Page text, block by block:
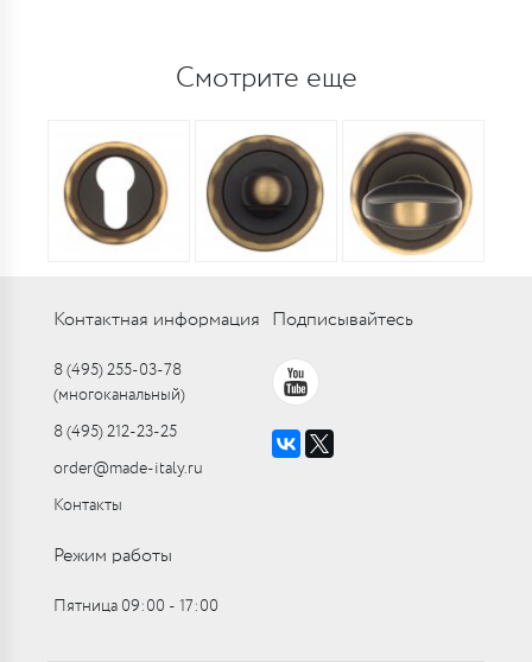
Смотрите еще
Контактная информация
8 (495) 255-03-78
(многоканальный)
8 (495) 212-23-25
order@made-italy.ru
Контакты
Подписывайтесь
Режим работы
Пятница 09:00 ‑ 17:00